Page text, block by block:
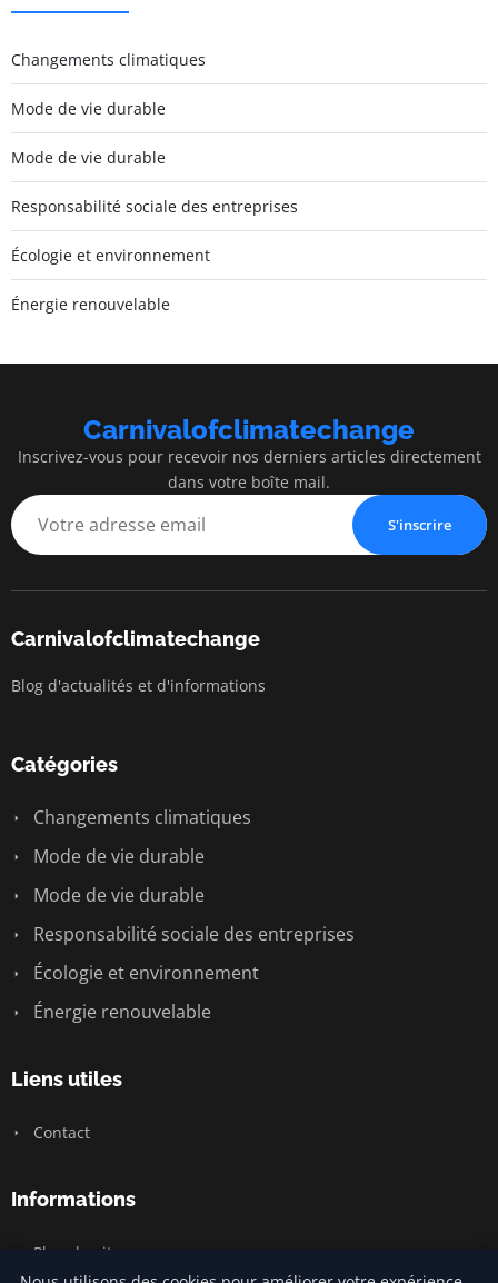
Changements climatiques
Mode de vie durable
Mode de vie durable
Responsabilité sociale des entreprises
Écologie et environnement
Énergie renouvelable
Carnivalofclimatechange
Inscrivez-vous pour recevoir nos derniers articles directement
dans votre boîte mail.
S'inscrire
Carnivalofclimatechange
Blog d'actualités et d'informations
Catégories
Changements climatiques
Mode de vie durable
Mode de vie durable
Responsabilité sociale des entreprises
Écologie et environnement
Énergie renouvelable
Liens utiles
Contact
Informations
Plan du site